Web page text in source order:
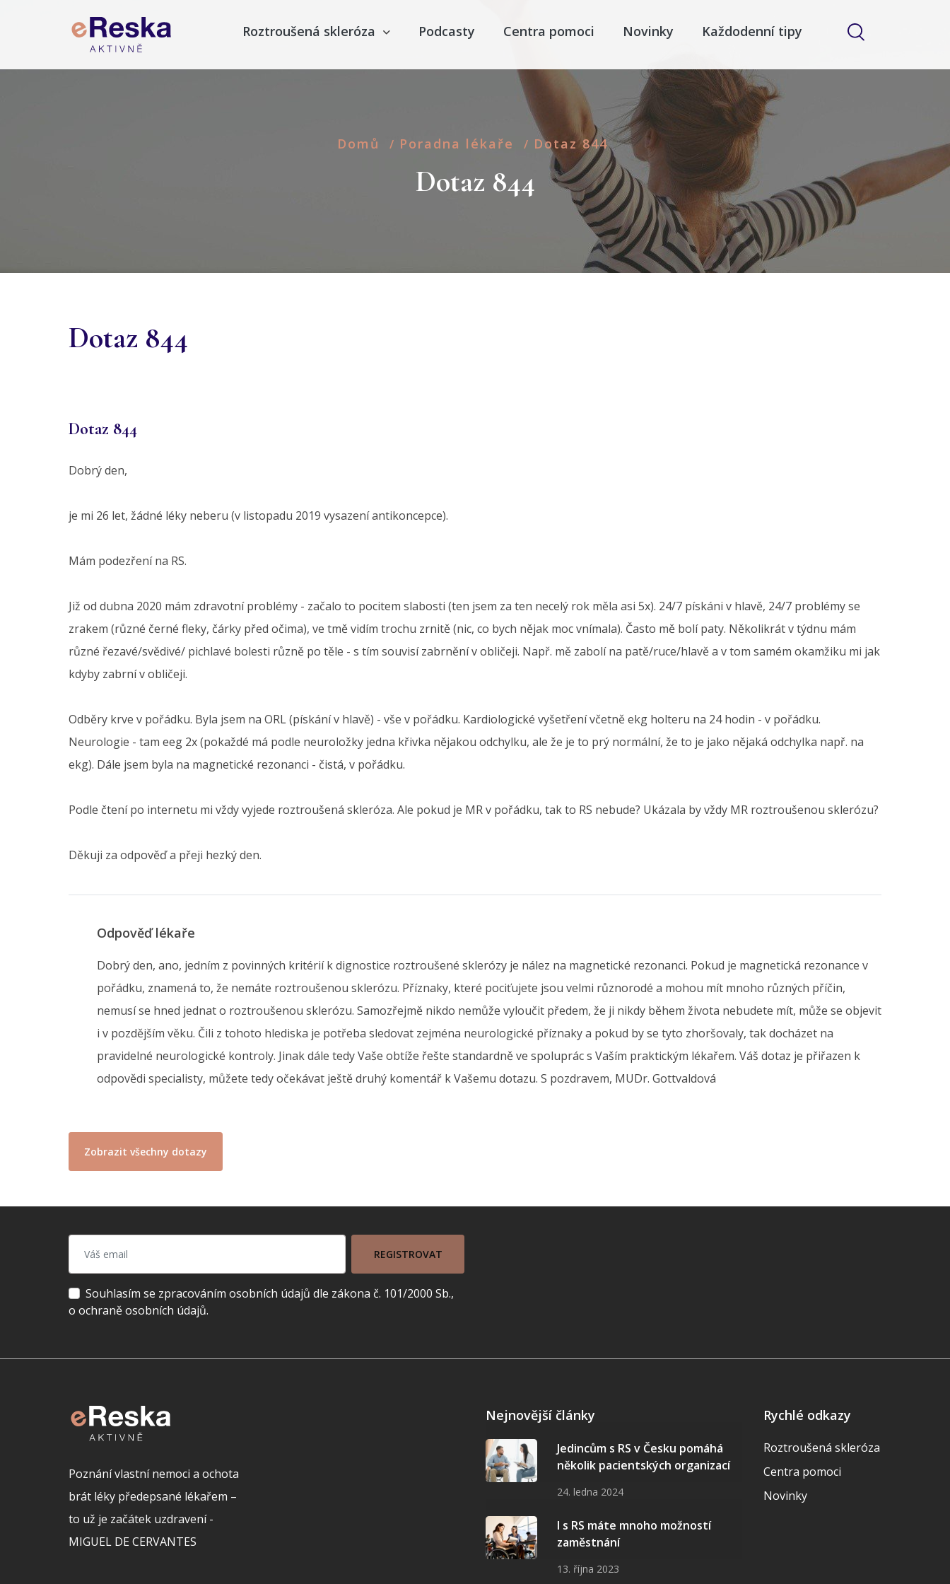
Roztroušená skleróza Podcasty Centra pomoci Novinky Každodenní tipy
Domů / Poradna lékaře / Dotaz 844
Dotaz 844
Dotaz 844
Dotaz 844
Dobrý den,
je mi 26 let, žádné léky neberu (v listopadu 2019 vysazení antikoncepce).
Mám podezření na RS.
Již od dubna 2020 mám zdravotní problémy - začalo to pocitem slabosti (ten jsem za ten necelý rok měla asi 5x). 24/7 pískáni v hlavě, 24/7 problémy se
zrakem (různé černé fleky, čárky před očima), ve tmě vidím trochu zrnitě (nic, co bych nějak moc vnímala). Často mě bolí paty. Několikrát v týdnu mám
různé řezavé/svědivé/ pichlavé bolesti různě po těle - s tím souvisí zabrnění v obličeji. Např. mě zabolí na patě/ruce/hlavě a v tom samém okamžiku mi jak
kdyby zabrní v obličeji.
Odběry krve v pořádku. Byla jsem na ORL (pískání v hlavě) - vše v pořádku. Kardiologické vyšetření včetně ekg holteru na 24 hodin - v pořádku.
Neurologie - tam eeg 2x (pokaždé má podle neuroložky jedna křivka nějakou odchylku, ale že je to prý normální, že to je jako nějaká odchylka např. na
ekg). Dále jsem byla na magnetické rezonanci - čistá, v pořádku.
Podle čtení po internetu mi vždy vyjede roztroušená skleróza. Ale pokud je MR v pořádku, tak to RS nebude? Ukázala by vždy MR roztroušenou sklerózu?
Děkuji za odpověď a přeji hezký den.
Odpověď lékaře
Dobrý den, ano, jedním z povinných kritérií k dignostice roztroušené sklerózy je nález na magnetické rezonanci. Pokud je magnetická rezonance v
pořádku, znamená to, že nemáte roztroušenou sklerózu. Příznaky, které pociťujete jsou velmi různorodé a mohou mít mnoho různých příčin,
nemusí se hned jednat o roztroušenou sklerózu. Samozřejmě nikdo nemůže vyloučit předem, že ji nikdy během života nebudete mít, může se objevit
i v pozdějším věku. Čili z tohoto hlediska je potřeba sledovat zejména neurologické příznaky a pokud by se tyto zhoršovaly, tak docházet na
pravidelné neurologické kontroly. Jinak dále tedy Vaše obtíže řešte standardně ve spoluprác s Vaším praktickým lékařem. Váš dotaz je přiřazen k
odpovědi specialisty, můžete tedy očekávat ještě druhý komentář k Vašemu dotazu. S pozdravem, MUDr. Gottvaldová
Zobrazit všechny dotazy
REGISTROVAT
Souhlasím se zpracováním osobních údajů dle zákona č. 101/2000 Sb.,
o ochraně osobních údajů.
Poznání vlastní nemoci a ochota
brát léky předepsané lékařem –
to už je začátek uzdravení -
MIGUEL DE CERVANTES
Nejnovější články
Jedincům s RS v Česku pomáhá
několik pacientských organizací
24. ledna 2024
I s RS máte mnoho možností
zaměstnání
13. října 2023
Rychlé odkazy
Roztroušená skleróza
Centra pomoci
Novinky